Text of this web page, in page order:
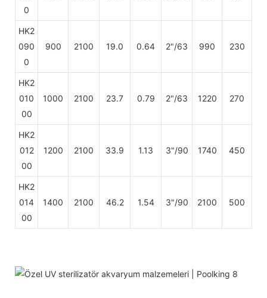
0
HK2
090
0
900 2100 19.0 0.64 2"/63 990 230
HK2
010
00
1000 2100 23.7 0.79 2"/63 1220 270
HK2
012
00
1200 2100 33.9 1.13 3"/90 1740 450
HK2
014
00
1400 2100 46.2 1.54 3"/90 2100 500